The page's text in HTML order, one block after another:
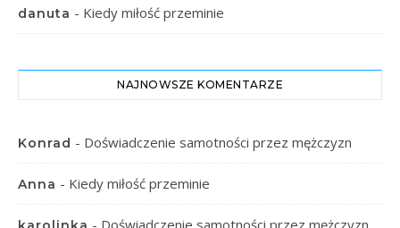
danuta - Kiedy miłość przeminie
NAJNOWSZE KOMENTARZE
Konrad - Doświadczenie samotności przez mężczyzn
Anna - Kiedy miłość przeminie
- Doświadczenie samotności przez mężczyzn